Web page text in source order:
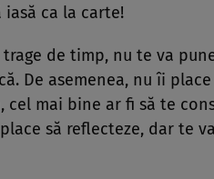
ca la carte!
de timp, nu te va
De asemenea, nu îi
cel mai bine ar fi să te
să reflecteze, dar te